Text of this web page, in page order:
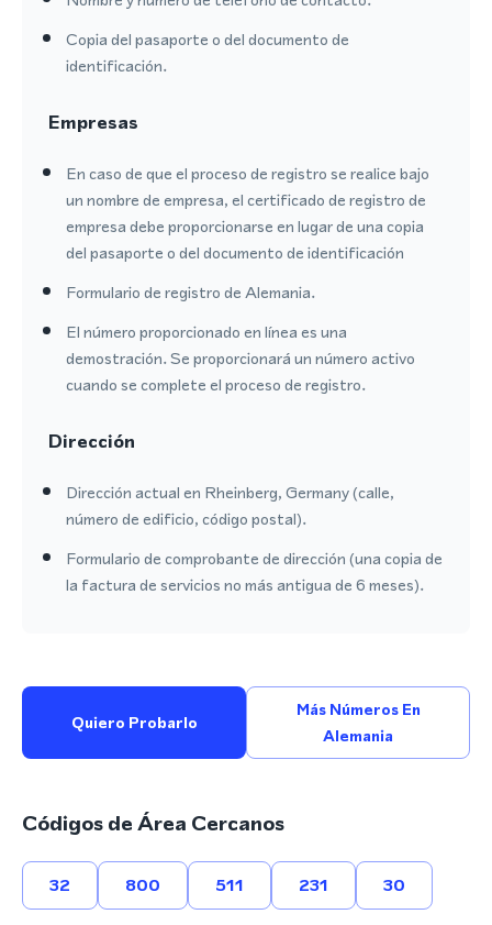
Copia del pasaporte o del documento de
identificación.
Empresas
En caso de que el proceso de registro se realice bajo
un nombre de empresa, el certificado de registro de
empresa debe proporcionarse en lugar de una copia
del pasaporte o del documento de identificación
Formulario de registro de Alemania.
El número proporcionado en línea es una
demostración. Se proporcionará un número activo
cuando se complete el proceso de registro.
Dirección
Dirección actual en Rheinberg, Germany (calle,
número de edificio, código postal).
Formulario de comprobante de dirección (una copia de
la factura de servicios no más antigua de 6 meses).
Quiero Probarlo
Más Números En
Alemania
Códigos de Área Cercanos
32 800 511 231 30